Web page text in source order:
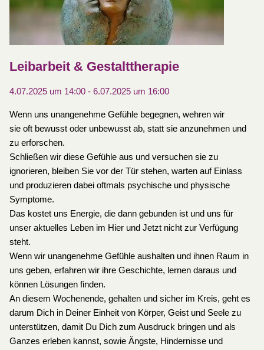
Leibarbeit & Gestalttherapie
4.07.2025 um 14:00- 6.07.2025 um 16:00
Wenn uns unangenehme Gefühle begegnen, wehren wir
sie oft bewusst oder unbewusst ab, statt sie anzunehmen und
zu erforschen.
Schließen wir diese Gefühle aus und versuchen sie zu
ignorieren, bleiben Sie vor der Tür stehen, warten auf Einlass
und produzieren dabei oftmals psychische und physische
Symptome.
Das kostet uns Energie, die dann gebunden ist und uns für
unser aktuelles Leben im Hier und Jetzt nicht zur Verfügung
steht.
Wenn wir unangenehme Gefühle aushalten und ihnen Raum in
uns geben, erfahren wir ihre Geschichte, lernen daraus und
können Lösungen finden.
An diesem Wochenende, gehalten und sicher im Kreis, geht es
darum Dich in Deiner Einheit von Körper, Geist und Seele zu
unterstützen, damit Du Dich zum Ausdruck bringen und als
Ganzes erleben kannst, sowie Ängste, Hindernisse und